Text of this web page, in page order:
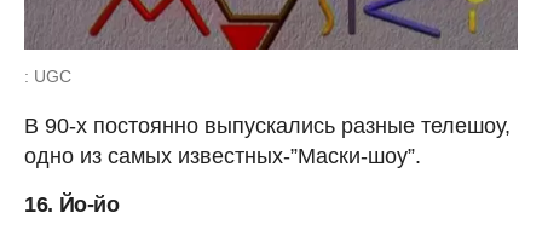
: UGC
В 90-х постоянно выпускались разные телешоу,
одно из самых известных-”Маски-шоу”.
16. Йо-йо